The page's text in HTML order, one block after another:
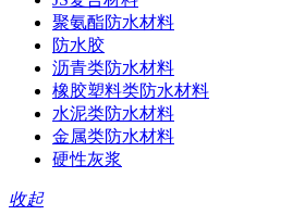
聚氨酯防水材料
防水胶
沥青类防水材料
橡胶塑料类防水材料
水泥类防水材料
金属类防水材料
硬性灰浆
收起